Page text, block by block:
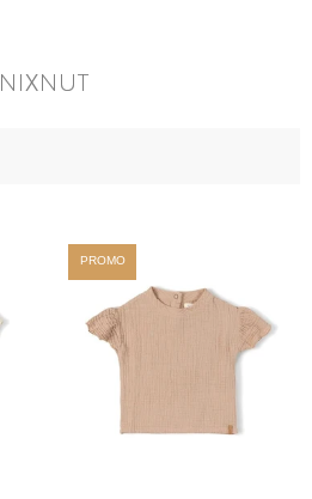
NIXNUT
PROMO